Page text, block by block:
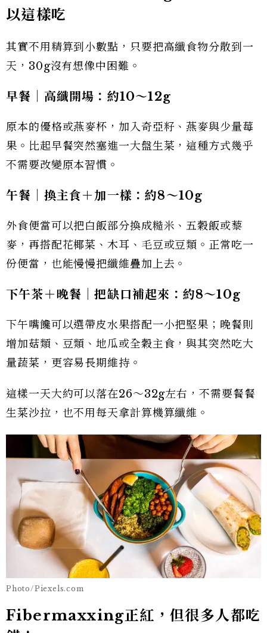
以這樣吃
其實不用精算到小數點，只要把高纖食物分散到一
天，30g沒有想像中困難。
早餐｜高纖開場：約10～12g
原本的優格或燕麥杯，加入奇亞籽、燕麥與少量莓
果。比起早餐突然塞進一大盤生菜，這種方式幾乎
不需要改變原本習慣。
午餐｜換主食＋加一樣：約8～10g
外食便當可以把白飯部分換成糙米、五穀飯或藜
麥，再搭配花椰菜、木耳、毛豆或豆類。正常吃一
份便當，也能慢慢把纖維疊加上去。
下午茶＋晚餐｜把缺口補起來：約8～10g
下午嘴饞可以選帶皮水果搭配一小把堅果；晚餐則
增加菇類、豆類、地瓜或全穀主食，與其突然吃大
量蔬菜，更容易長期維持。
這樣一天大約可以落在26～32g左右，不需要餐餐
生菜沙拉，也不用每天拿計算機算纖維。
Photo/Piexels.com
Fibermaxxing正紅，但很多人都吃